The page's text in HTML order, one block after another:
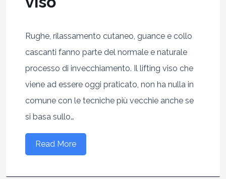
Rughe, rilassamento cutaneo, guance e collo
cascanti fanno parte del normale e naturale
processo di invecchiamento. Il lifting viso che
viene ad essere oggi praticato, non ha nulla in
comune con le tecniche più vecchie anche se
si basa sullo…
Read More